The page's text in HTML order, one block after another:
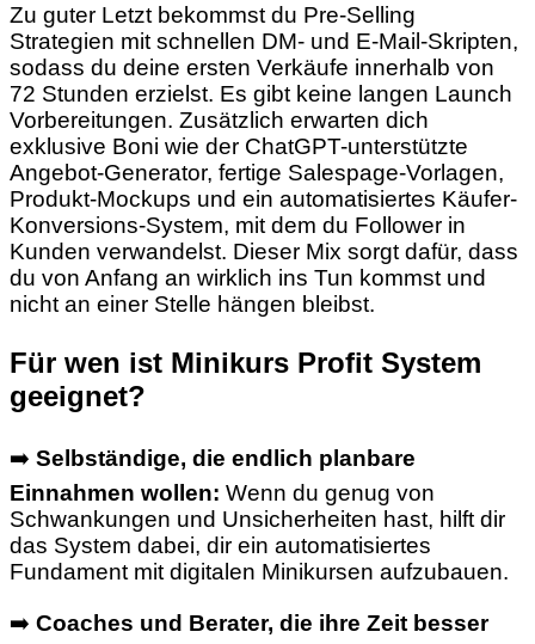
Zu guter Letzt bekommst du Pre-Selling
Strategien mit schnellen DM- und E-Mail-Skripten,
sodass du deine ersten Verkäufe innerhalb von
72 Stunden erzielst. Es gibt keine langen Launch
Vorbereitungen. Zusätzlich erwarten dich
exklusive Boni wie der ChatGPT-unterstützte
Angebot-Generator, fertige Salespage-Vorlagen,
Produkt-Mockups und ein automatisiertes Käufer-
Konversions-System, mit dem du Follower in
Kunden verwandelst. Dieser Mix sorgt dafür, dass
du von Anfang an wirklich ins Tun kommst und
nicht an einer Stelle hängen bleibst.
Für wen ist Minikurs Profit System
geeignet?
➡️ Selbständige, die endlich planbare
Einnahmen wollen: Wenn du genug von
Schwankungen und Unsicherheiten hast, hilft dir
das System dabei, dir ein automatisiertes
Fundament mit digitalen Minikursen aufzubauen.
➡️ Coaches und Berater, die ihre Zeit besser